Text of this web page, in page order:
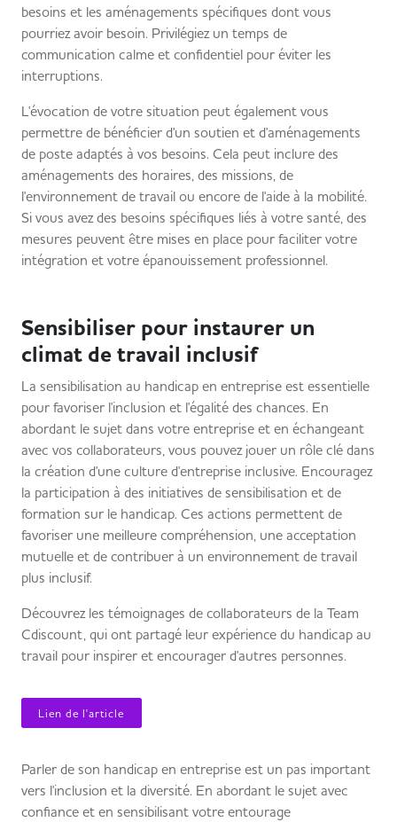
besoins et les aménagements spécifiques dont vous
pourriez avoir besoin. Privilégiez un temps de
communication calme et confidentiel pour éviter les
interruptions.
L'évocation de votre situation peut également vous
permettre de bénéficier d'un soutien et d'aménagements
de poste adaptés à vos besoins. Cela peut inclure des
aménagements des horaires, des missions, de
l'environnement de travail ou encore de l'aide à la mobilité.
Si vous avez des besoins spécifiques liés à votre santé, des
mesures peuvent être mises en place pour faciliter votre
intégration et votre épanouissement professionnel.
Sensibiliser pour instaurer un
climat de travail inclusif
La sensibilisation au handicap en entreprise est essentielle
pour favoriser l'inclusion et l'égalité des chances. En
abordant le sujet dans votre entreprise et en échangeant
avec vos collaborateurs, vous pouvez jouer un rôle clé dans
la création d'une culture d'entreprise inclusive. Encouragez
la participation à des initiatives de sensibilisation et de
formation sur le handicap. Ces actions permettent de
favoriser une meilleure compréhension, une acceptation
mutuelle et de contribuer à un environnement de travail
plus inclusif.
Découvrez les témoignages de collaborateurs de la Team
Cdiscount, qui ont partagé leur expérience du handicap au
travail pour inspirer et encourager d'autres personnes.
Lien de l'article
Parler de son handicap en entreprise est un pas important
vers l'inclusion et la diversité. En abordant le sujet avec
confiance et en sensibilisant votre entourage